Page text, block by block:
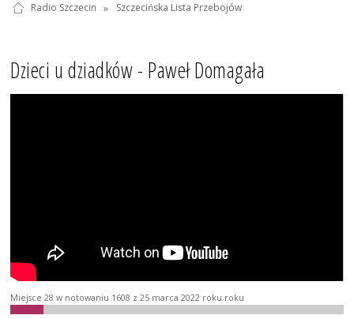
Radio Szczecin » Szczecińska Lista Przebojów
Dzieci u dziadków - Paweł Domagała
Miejsce 28 w notowaniu 1608 z 25 marca 2022 roku roku